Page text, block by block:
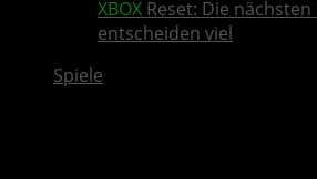
XBOX Reset: Die nächsten
entscheiden viel
Spiele